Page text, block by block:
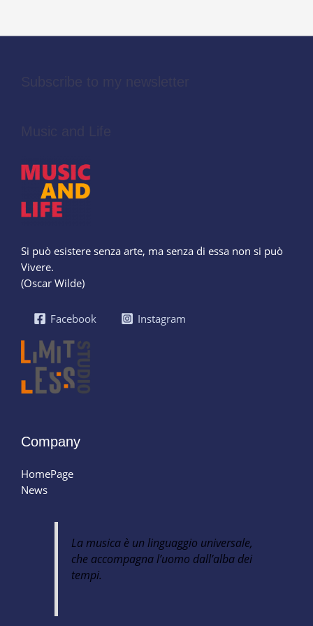
Pino
Si può esistere senza arte, ma senza di essa non si può
Vivere.
(Oscar Wilde)
Facebook Instagram
Company
HomePage
News
La musica è un linguaggio universale,
che accompagna l’uomo dall’alba dei
tempi.